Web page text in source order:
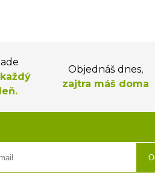
Objednáš dnes,
zajtra máš doma